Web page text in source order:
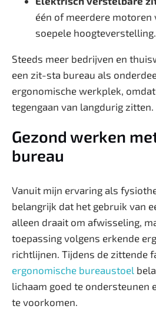
één of meerdere motoren
soepele hoogteverstelling.
Steeds meer bedrijven en
een zit-sta bureau als
ergonomische werkplek,
tegengaan van langdurig zitten.
Gezond werken
bureau
Vanuit mijn ervaring als
belangrijk dat het gebruik van
alleen draait om afwisseling,
toepassing volgens erkende
richtlijnen. Tijdens de zittende
ergonomische bureaustoel
lichaam goed te ondersteunen
te voorkomen.